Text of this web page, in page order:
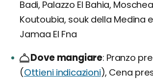
Badi, Palazzo El Bahia,
Koutoubia, souk della Medina
Jamaa El Fna
Dove mangiare Pranzo
(Ottieni indicazioni), Cena